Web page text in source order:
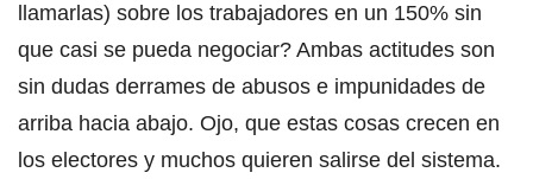
llamarlas) sobre los trabajadores en un 150% sin
que casi se pueda negociar? Ambas actitudes son
sin dudas derrames de abusos e impunidades de
arriba hacia abajo. Ojo, que estas cosas crecen en
los electores y muchos quieren salirse del sistema.